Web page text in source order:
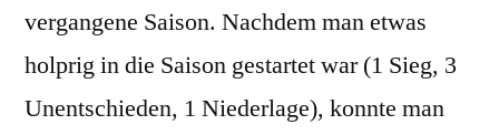
mit
SG
I
vergangene Saison. Nachdem man etwas
holprig in die Saison gestartet war (1 Sieg, 3
Unentschieden, 1 Niederlage), konnte man